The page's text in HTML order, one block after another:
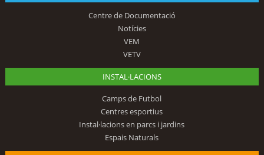
Centre de Documentació
Notícies
VEM
VETV
INSTAL·LACIONS
Camps de Futbol
Centres esportius
Instal·lacions en parcs i jardins
Espais Naturals